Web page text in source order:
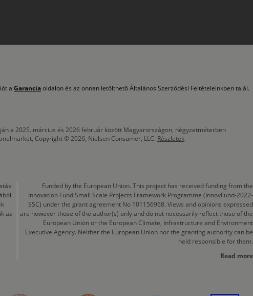
a Garanciaoldalon és az onnan letölthető Általános Szerződési Feltételeinkben talál.
a 2025. március és 2026 február között Magyarországon, négyzetméterben
Copyright © 2026, Nielsen Consumer, LLC. Részletek
az
Funded by the European Union. This project has received funding from the
Innovation Fund Small Scale Projects Framework Programme (InnovFund-2022-
SSC) under the grant agreement No 101156968. Views and opinions expressed
are however those of the author(s) only and do not necessarily reflect those of the
European Union or the European Climate, Infrastructure and Environment
Executive Agency. Neither the European Union nor the granting authority can be
held responsible for them.
Read more